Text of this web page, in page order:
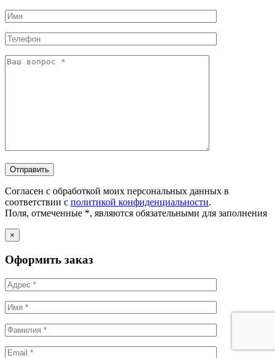
Согласен с обработкой моих персональных данных в
соответствии с политикой конфиденциальности.
Поля, отмеченные *, являются обязательными для заполнения
×
Оформить заказ